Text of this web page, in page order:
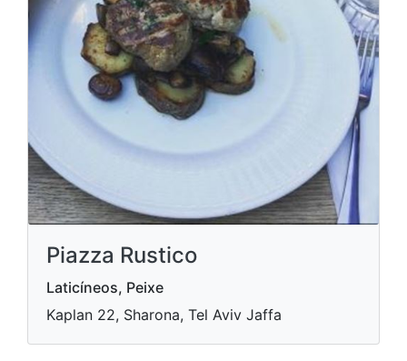
Piazza Rustico
Laticíneos, Peixe
Kaplan 22, Sharona, Tel Aviv Jaffa